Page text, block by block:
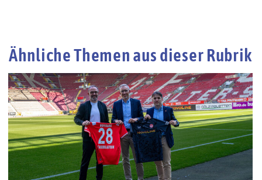
Ähnliche Themen aus dieser Rubrik